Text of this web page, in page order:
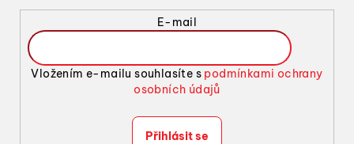
E-mail
Vložením e-mailu souhlasíte s podmínkami ochrany
osobních údajů
Přihlásit se